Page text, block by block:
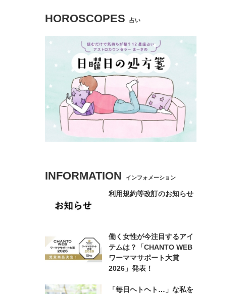
HOROSCOPES 占い
INFORMATION インフォメーション
利用規約等改訂のお知らせ
働く女性が今注目するアイ
テムは？「CHANTO WEB
ワーママサポート大賞
2026」発表！
「毎日ヘトヘト…」な私を